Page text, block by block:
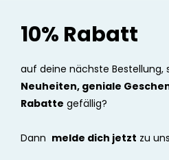
10% Rabatt
auf deine nächste Bestellung,
Neuheiten, geniale
Rabatte gefällig?
Dann melde dich jetzt zu